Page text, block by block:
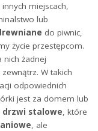
miejscach,
lub
do piwnic,
życie przestępcom.
nich żadnej
W takich
odpowiednich
jest za domem lub
drzwi stalowe, które
, ale